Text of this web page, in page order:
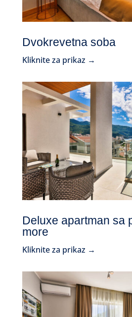
Dvokrevetna soba
Kliknite za prikaz →
Deluxe apartman sa
more
Kliknite za prikaz →